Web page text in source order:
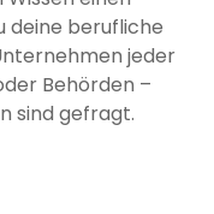
deine berufliche
jeder
Behörden –
sind gefragt.